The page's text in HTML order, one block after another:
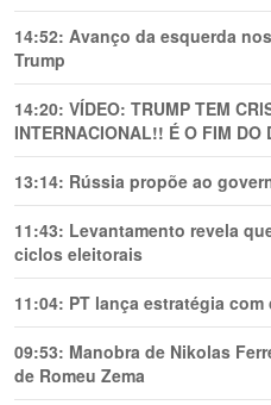
14:52: Avanço da esquerda
Trump
14:20: VÍDEO: TRUMP TEM
INTERNACIONAL!! É O FIM
13:14: Rússia propõe ao
11:43: Levantamento revela
ciclos eleitorais
11:04: PT lança estratégia
09:53: Manobra de Nikolas
de Romeu Zema